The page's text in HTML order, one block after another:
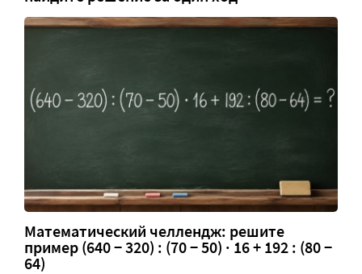
Математический челлендж: решите
пример (640 − 320) : (70 − 50) · 16 + 192 : (80 −
64)